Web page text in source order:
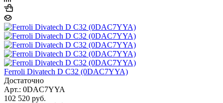
Ferroli Divatech D C32 (0DAC7YYA)
Достаточно
Арт.: 0DAC7YYA
102 520 руб.